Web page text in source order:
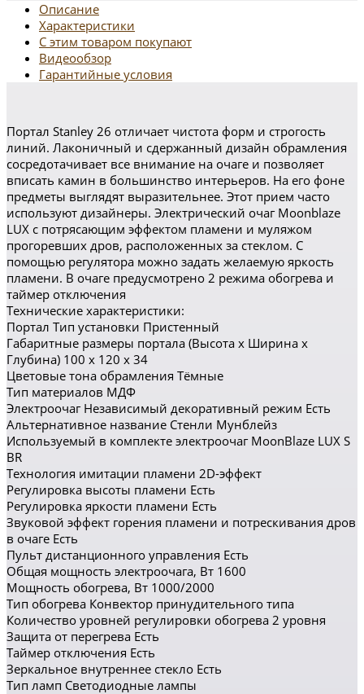
Описание
Характеристики
С этим товаром покупают
Видеообзор
Гарантийные условия
Портал Stanley 26 отличает чистота форм и строгость
линий. Лаконичный и сдержанный дизайн обрамления
сосредотачивает все внимание на очаге и позволяет
вписать камин в большинство интерьеров. На его фоне
предметы выглядят выразительнее. Этот прием часто
используют дизайнеры. Электрический очаг Moonblaze
LUX c потрясающим эффектом пламени и муляжом
прогоревших дров, расположенных за стеклом. С
помощью регулятора можно задать желаемую яркость
пламени. В очаге предусмотрено 2 режима обогрева и
таймер отключения
Технические характеристики:
Портал Тип установки Пристенный
Габаритные размеры портала (Высота x Ширина x
Глубина) 100 x 120 x 34
Цветовые тона обрамления Тёмные
Тип материалов МДФ
Электроочаг Независимый декоративный режим Есть
Альтернативное название Стенли Мунблейз
Используемый в комплекте электроочаг MoonBlaze LUX S
BR
Технология имитации пламени 2D-эффект
Регулировка высоты пламени Есть
Регулировка яркости пламени Есть
Звуковой эффект горения пламени и потрескивания дров
в очаге Есть
Пульт дистанционного управления Есть
Общая мощность электроочага, Вт 1600
Мощность обогрева, Вт 1000/2000
Тип обогрева Конвектор принудительного типа
Количество уровней регулировки обогрева 2 уровня
Защита от перегрева Есть
Таймер отключения Есть
Зеркальное внутреннее стекло Есть
Тип ламп Светодиодные лампы